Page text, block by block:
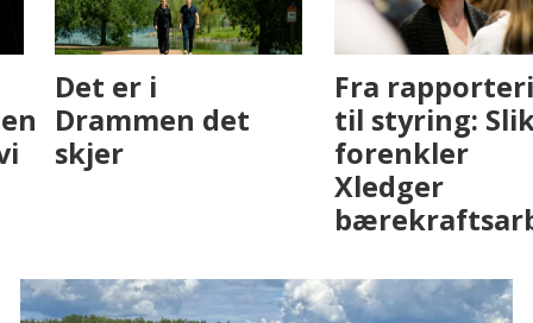
Fenistra endrer
eiendomsbransjen
med AI. Slik ser vi
Det er i
Drammen det
skjer